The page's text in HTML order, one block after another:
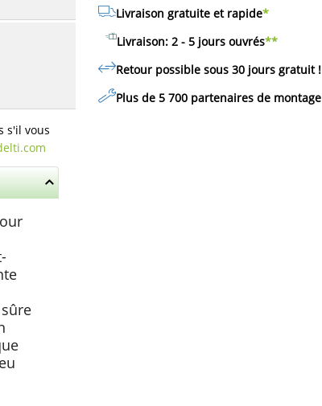
s'il vous
Livraison gratuite et rapide*
Livraison: 2 - 5 jours ouvrés**
Retour possible sous 30 jours gratuit!
Plus de 5 700 partenaires de montage